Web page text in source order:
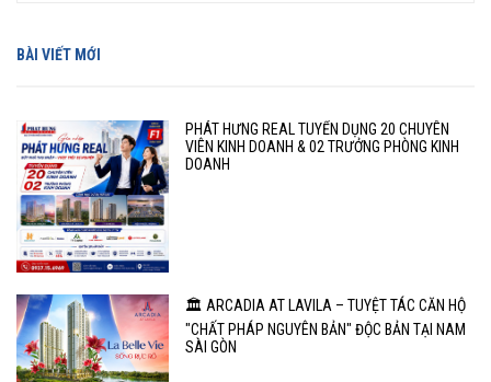
BÀI VIẾT MỚI
PHÁT HƯNG REAL TUYỂN DỤNG 20 CHUYÊN
VIÊN KINH DOANH & 02 TRƯỞNG PHÒNG KINH
DOANH
🏛️ ARCADIA AT LAVILA – TUYỆT TÁC CĂN HỘ
"CHẤT PHÁP NGUYÊN BẢN" ĐỘC BẢN TẠI NAM
SÀI GÒN